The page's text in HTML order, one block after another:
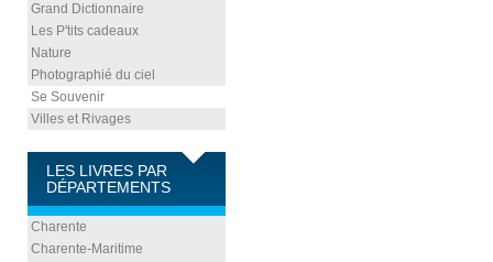
Grand Dictionnaire
Les P'tits cadeaux
Nature
Photographié du ciel
Se Souvenir
Villes et Rivages
LES LIVRES PAR
DÉPARTEMENTS
Charente
Charente-Maritime